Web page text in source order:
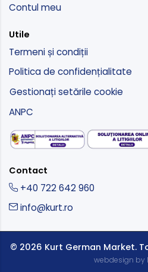
Contul meu
Utile
Termeni și condiții
Politica de confidențialitate
Gestionați setările cookie
ANPC
Contact
+40 722 642 960
info@kurt.ro
© 2026 Kurt German Market.
webdesign by